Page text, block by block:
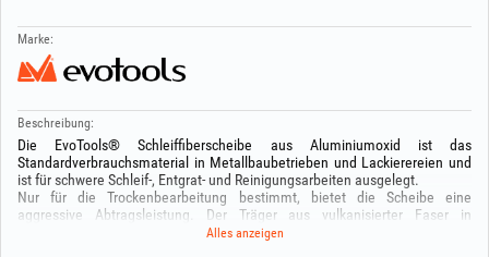
Marke:
Beschreibung:
Die EvoTools® Schleiffiberscheibe aus Aluminiumoxid ist das
Standardverbrauchsmaterial in Metallbaubetrieben und Lackierereien und
ist für schwere Schleif-, Entgrat- und Reinigungsarbeiten ausgelegt.
Nur für die Trockenbearbeitung bestimmt, bietet die Scheibe eine
aggressive Abtragsleistung. Der Träger aus vulkanisierter Faser in
Kombination mit der Kornbindung mittels Epoxidharz gewährleistet eine
Alles anzeigen